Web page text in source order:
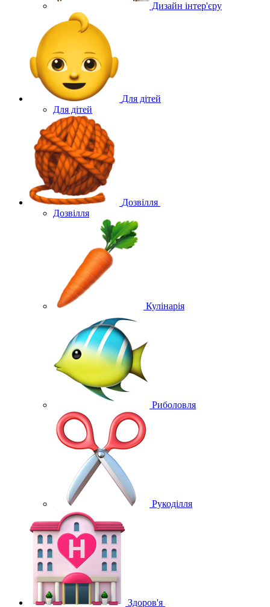
Дизайн інтер'єру
Для дітей
Для дітей
Дозвілля
Дозвілля
Кулінарія
Риболовля
Рукоділля
Здоров'я